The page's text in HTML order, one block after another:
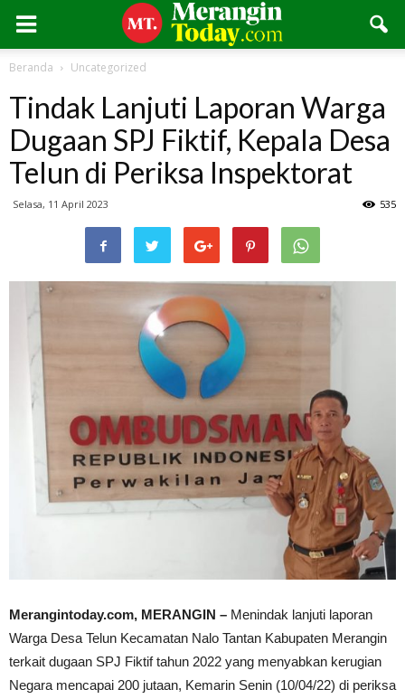
Beranda Uncategorized
Tindak Lanjuti Laporan Warga
Dugaan SPJ Fiktif, Kepala Desa
Telun di Periksa Inspektorat
Selasa, 11 April 2023 535
Merangintoday.com, MERANGIN – Menindak lanjuti laporan
Warga Desa Telun Kecamatan Nalo Tantan Kabupaten Merangin
terkait dugaan SPJ Fiktif tahun 2022 yang menyabkan kerugian
Negara mencapai 200 jutaan, Kemarin Senin (10/04/22) di periksa